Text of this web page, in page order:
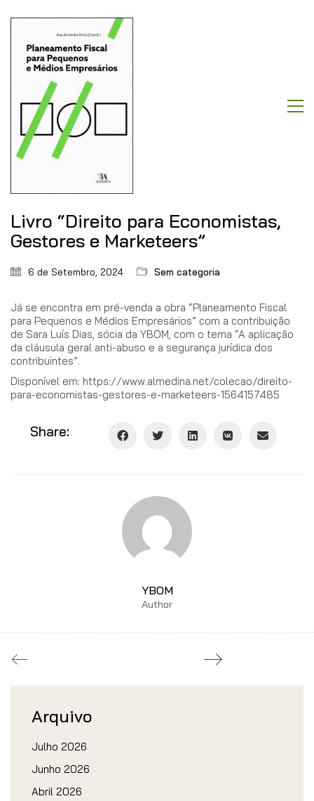
Livro “Direito para Economistas,
Gestores e Marketeers”
6 de Setembro, 2024 Sem categoria
Já se encontra em pré-venda a obra “Planeamento Fiscal
para Pequenos e Médios Empresários” com a contribuição
de Sara Luís Dias, sócia da YBOM, com o tema “A aplicação
da cláusula geral anti-abuso e a segurança jurídica dos
contribuintes”.
Disponível em: https://www.almedina.net/colecao/direito-
para-economistas-gestores-e-marketeers-1564157485
Share:
YBOM
Author
Arquivo
Julho 2026
Junho 2026
Abril 2026